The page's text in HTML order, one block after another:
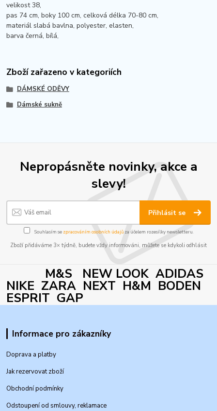
velikost 38,
pas 74 cm, boky 100 cm, celková délka 70-80 cm,
materiál slabá bavlna, polyester, elasten,
barva černá, bílá,
Zboží zařazeno v kategoriích
DÁMSKÉ ODĚVY
Dámské sukně
Nepropásněte novinky, akce a
slevy!
Přihlásit se
Souhlasím se zpracováním osobních údajůza účelem rozesílky newsletteru.
Zboží přidáváme 3× týdně, budete vždy informováni, můžete se kdykoli odhlásit
M&S NEW LOOK ADIDAS
NIKE ZARA NEXT H&M BODEN
ESPRIT GAP
Informace pro zákazníky
Doprava a platby
Jak rezervovat zboží
Obchodní podmínky
Odstoupení od smlouvy, reklamace